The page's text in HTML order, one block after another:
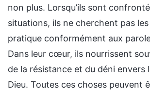
non plus. Lorsqu’ils sont
situations, ils ne cherchent pas
pratique conformément aux
Dans leur cœur, ils nourrissent
de la résistance et du déni envers
Dieu. Toutes ces choses peuvent